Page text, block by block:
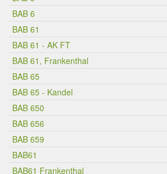
BAB 6
BAB 61
BAB 61 - AK FT
BAB 61, Frankenthal
BAB 65
BAB 65 - Kandel
BAB 650
BAB 656
BAB 659
BAB61
BAB61 Frankenthal